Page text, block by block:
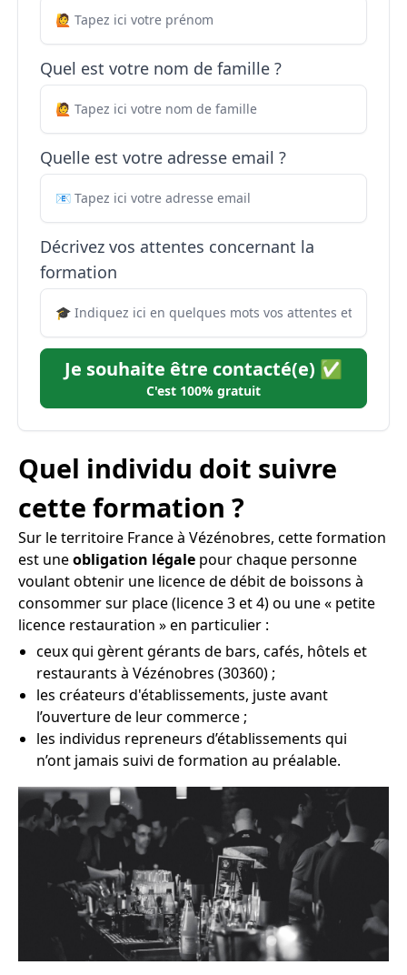
Quel est votre nom de famille ?
Quelle est votre adresse email ?
Décrivez vos attentes concernant la
formation
Je souhaite être contacté(e) ✅
C'est 100% gratuit
Quel individu doit suivre
cette formation ?
Sur le territoire France à Vézénobres, cette formation
est uneobligation légale pour chaque personne
voulant obtenir une licence de débit de boissons à
consommer sur place (licence 3 et 4) ou une « petite
licence restauration » en particulier :
ceux qui gèrent gérants de bars, cafés, hôtels et
restaurants à Vézénobres (30360) ;
les créateurs d'établissements, juste avant
l’ouverture de leur commerce ;
les individus repreneurs d’établissements qui
n’ont jamais suivi de formation au préalable.